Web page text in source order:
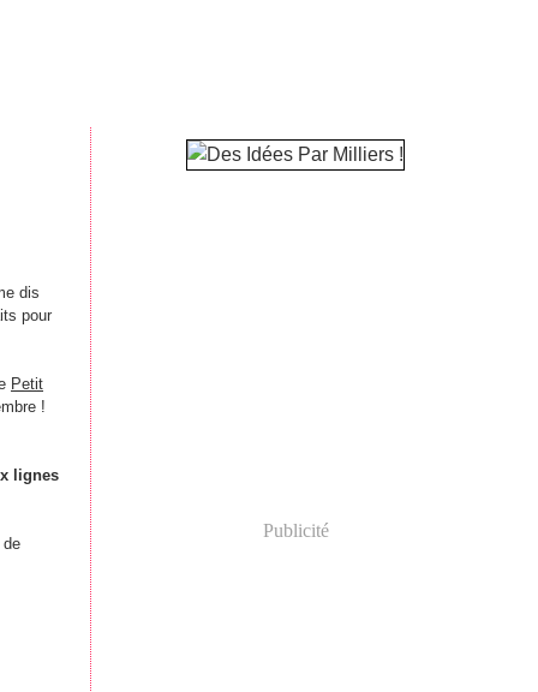
dis
pour
Petit
!
lignes
Publicité